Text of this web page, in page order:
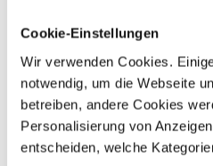
Cookie-Einstellungen
Wir verwenden Cookies.
notwendig, um die Webseite
betreiben, andere Cookies
Personalisierung von
entscheiden, welche
der Anzahl der maximalen
Alterung der Zellen eine
je geringer die Alterung,
Batteriespeicher
bei der Wahl des